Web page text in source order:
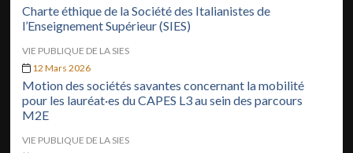
Charte éthique de la Société des Italianistes de
l’Enseignement Supérieur (SIES)
VIE PUBLIQUE DE LA SIES
12 Mars 2026
Motion des sociétés savantes concernant la mobilité
pour les lauréat·es du CAPES L3 au sein des parcours
M2E
VIE PUBLIQUE DE LA SIES